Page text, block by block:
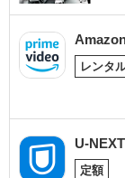
レンタ
U-NEXT
定額